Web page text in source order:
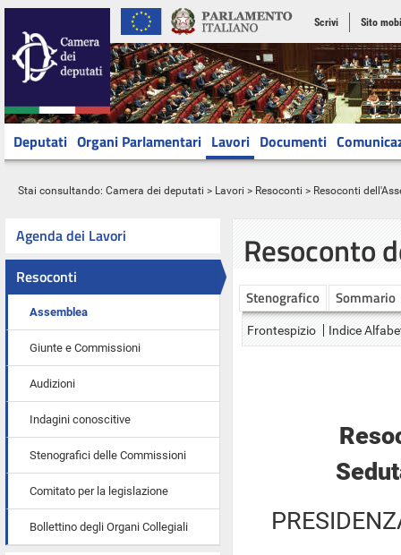
Scrivi Sito
Deputati Organi Parlamentari Lavori Documenti
Stai consultando: Camera dei deputati > Lavori > Resoconti > Resoconti
Agenda dei Lavori
Resoconti
Assemblea
Giunte e Commissioni
Audizioni
Indagini conoscitive
Stenografici delle Commissioni
Comitato per la legislazione
Bollettino degli Organi Collegiali
Resoconto
Stenografico Sommario
Frontespizio Indice